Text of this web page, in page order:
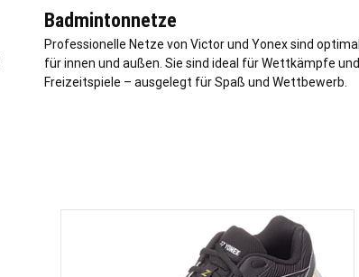
Badmintonnetze
Professionelle Netze von Victor und Yonex sind optimal
für innen und außen. Sie sind ideal für Wettkämpfe und
Freizeitspiele – ausgelegt für Spaß und Wettbewerb.